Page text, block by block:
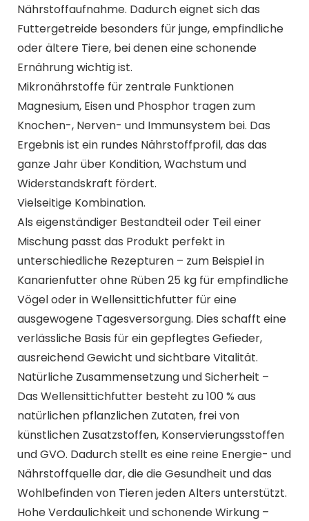
Nährstoffaufnahme. Dadurch eignet sich das
Futtergetreide besonders für junge, empfindliche
oder ältere Tiere, bei denen eine schonende
Ernährung wichtig ist.
Mikronährstoffe für zentrale Funktionen
Magnesium, Eisen und Phosphor tragen zum
Knochen-, Nerven- und Immunsystem bei. Das
Ergebnis ist ein rundes Nährstoffprofil, das das
ganze Jahr über Kondition, Wachstum und
Widerstandskraft fördert.
Vielseitige Kombination.
Als eigenständiger Bestandteil oder Teil einer
Mischung passt das Produkt perfekt in
unterschiedliche Rezepturen – zum Beispiel in
Kanarienfutter ohne Rüben 25 kg für empfindliche
Vögel oder in Wellensittichfutter für eine
ausgewogene Tagesversorgung. Dies schafft eine
verlässliche Basis für ein gepflegtes Gefieder,
ausreichend Gewicht und sichtbare Vitalität.
Natürliche Zusammensetzung und Sicherheit –
Das Wellensittichfutter besteht zu 100 % aus
natürlichen pflanzlichen Zutaten, frei von
künstlichen Zusatzstoffen, Konservierungsstoffen
und GVO. Dadurch stellt es eine reine Energie- und
Nährstoffquelle dar, die die Gesundheit und das
Wohlbefinden von Tieren jeden Alters unterstützt.
Hohe Verdaulichkeit und schonende Wirkung –